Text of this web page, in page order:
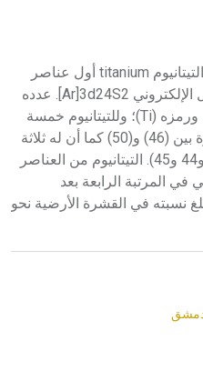
التيتانيوم وجوده في الطبيعية يعد التيتانيوم titanium أول عناصر
المعادن الانتقالية، ويتمتع بالتشكيل الإلكتروني Ar]3d24S2]. عدده
الذري (22) وكتلته الذرية (47.90)، ورمزه (Ti)؛ وللتيتانيوم خمسة
نظائر طبيعية كتلها الذرية محصورة بين (46) و(50) كما أن له ثلاثة
نظائر اصطناعية كتلها الذرية (43 و44 و45). التيتانيوم من العناصر
في المرتبة الرابعة بعد
نسبته في القشرة الأرضية نحو